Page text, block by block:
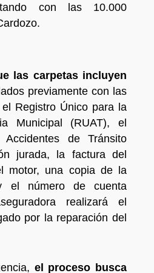
con las 10.000
las carpetas incluyen
previamente con las
Registro Único para la
Municipal (RUAT), el
de Tránsito
jurada, la factura del
motor, una copia de la
el número de cuenta
realizará el
por la reparación del
el proceso busca